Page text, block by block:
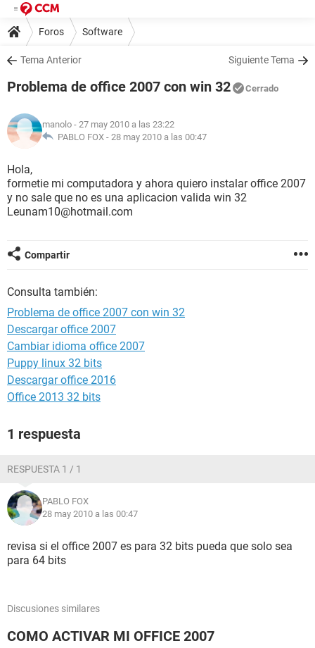
Foros Software
Tema Anterior Siguiente Tema
Problema de office 2007 con win 32 Cerrado
manolo - 27 may 2010 a las 23:22
PABLO FOX - 28 may 2010 a las 00:47
Hola,
formetie mi computadora y ahora quiero instalar office 2007
y no sale que no es una aplicacion valida win 32
Leunam10@hotmail.com
Compartir
Consulta también:
Problema de office 2007 con win 32
Descargar office 2007
Cambiar idioma office 2007
Puppy linux 32 bits
Descargar office 2016
Office 2013 32 bits
1 respuesta
RESPUESTA 1 / 1
PABLO FOX
28 may 2010 a las 00:47
revisa si el office 2007 es para 32 bits pueda que solo sea
para 64 bits
Discusiones similares
COMO ACTIVAR MI OFFICE 2007